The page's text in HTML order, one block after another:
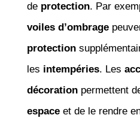
de protection. Par
voiles d’ombrage
protection
les intempéries. Les
décorationpermettent
espaceet de le rendre